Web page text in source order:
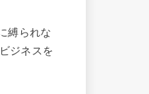
縛られな
ジネスを